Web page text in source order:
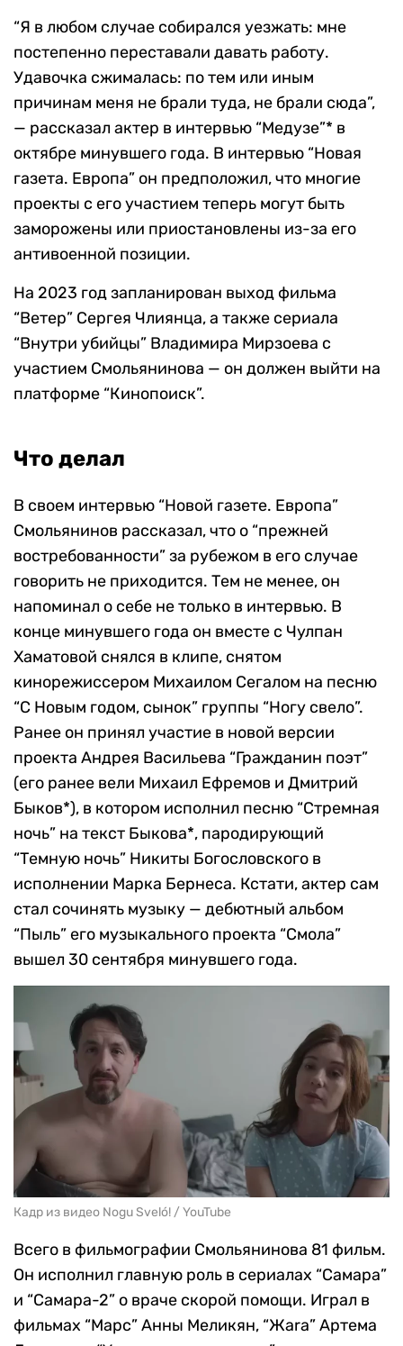
“Я в любом случае собирался уезжать: мне
постепенно переставали давать работу.
Удавочка сжималась: по тем или иным
причинам меня не брали туда, не брали сюда”,
— рассказал актер в интервью “Медузе”* в
октябре минувшего года. В интервью “Новая
газета. Европа” он предположил, что многие
проекты с его участием теперь могут быть
заморожены или приостановлены из-за его
антивоенной позиции.
На 2023 год запланирован выход фильма
“Ветер” Сергея Члиянца, а также сериала
“Внутри убийцы” Владимира Мирзоева с
участием Смольянинова — он должен выйти на
платформе “Кинопоиск”.
Что делал
В своем интервью “Новой газете. Европа”
Смольянинов рассказал, что о “прежней
востребованности” за рубежом в его случае
говорить не приходится. Тем не менее, он
напоминал о себе не только в интервью. В
конце минувшего года он вместе с Чулпан
Хаматовой снялся в клипе, снятом
кинорежиссером Михаилом Сегалом на песню
“С Новым годом, сынок” группы “Ногу свело”.
Ранее он принял участие в новой версии
проекта Андрея Васильева “Гражданин поэт”
(его ранее вели Михаил Ефремов и Дмитрий
Быков*), в котором исполнил песню “Стремная
ночь” на текст Быкова*, пародирующий
“Темную ночь” Никиты Богословского в
исполнении Марка Бернеса. Кстати, актер сам
стал сочинять музыку — дебютный альбом
“Пыль” его музыкального проекта “Смола”
вышел 30 сентября минувшего года.
Кадр из видео Nogu Sveló! / YouTube
Всего в фильмографии Смольянинова 81 фильм.
Он исполнил главную роль в сериалах “Самара”
и “Самара-2” о враче скорой помощи. Играл в
фильмах “Марс” Анны Меликян, “Жаrа” Артема